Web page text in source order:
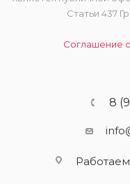
Статьи 437
Соглашение
8